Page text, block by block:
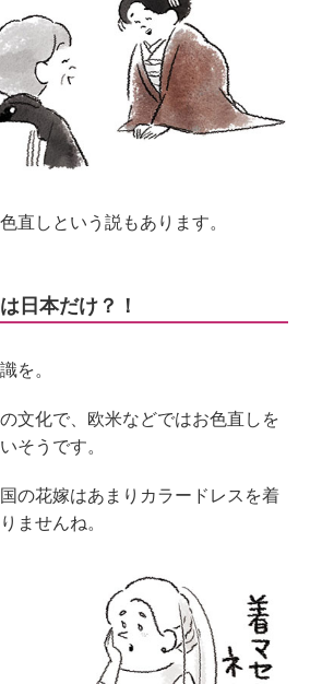
直しという説もあります。
日本だけ？！
を。
文化で、欧米などではお色直しを
そうです。
の花嫁はあまりカラードレスを着
ませんね。